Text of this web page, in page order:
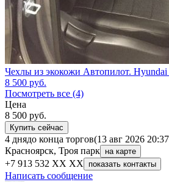
Чехлы из экокожи Автопилот.
8 500 руб.
Посмотреть все (4)
Цена
8 500 руб.
Купить сейчас
4 днядо конца торгов(13 авг 2026
Красноярск, Троя парк на карте
+7 913 532 XX XX показать контакты
Написать сообщение